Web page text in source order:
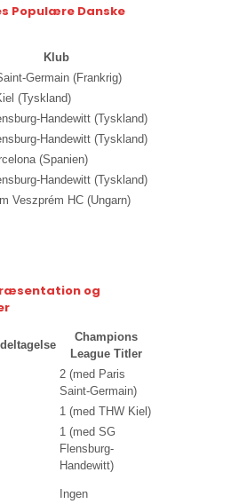
Populære Danske
Klub
Germain (Frankrig)
(Tyskland)
Handewitt (Tyskland)
Handewitt (Tyskland)
(Spanien)
Handewitt (Tyskland)
Veszprém HC (Ungarn)
og
Champions
League Titler
2 (med Paris
Saint-Germain)
1 (med THW Kiel)
1 (med SG
Flensburg-
Handewitt)
Ingen